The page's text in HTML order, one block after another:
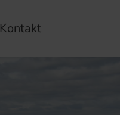
Kontakt